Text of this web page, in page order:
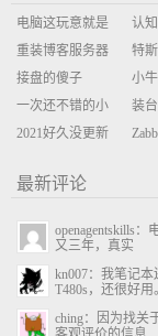
电脑这玩意就是
缝缝补补的事
认
座
决
单
重装博客服务器
环境
特
使
接盘的傻子
小
闪
一次还不错的小
米售后体验
装
主机
2021好久没更新
最新评论
openagentskills：
又三年，真实
kn007：我笔记本
T480s，还很好用
ching：因为找关